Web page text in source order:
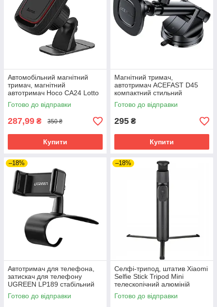
Автомобільний магнітний
тримач, магнітний
автотримач Hoco CA24 Lotto
компактний універсальний
Готово до відправки
287,99 ₴ 350 ₴
Купити
Магнітний тримач,
автотримач ACEFAST D45
компактний стильний
Готово до відправки
295 ₴
Купити
–18%
Автотримач для телефона,
затискач для телефону
UGREEN LP189 стабільний
регульований
Готово до відправки
–18%
Селфі-трипод, штатив Xiaomi
Selfie Stick Tripod Mini
телескопічний алюміній
Готово до відправки